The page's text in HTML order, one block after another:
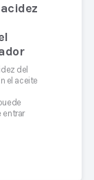
del
el aceite
entrar